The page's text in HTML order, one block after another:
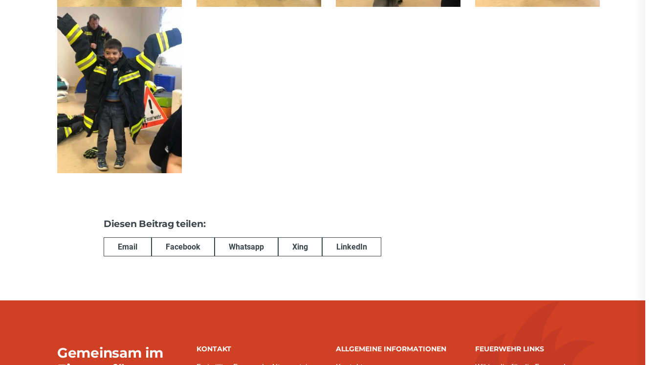
Diesen Beitrag teilen:
Email Facebook Whatsapp Xing LinkedIn
Gemeinsam im
KONTAKT ALLGEMEINE INFORMATIONEN FEUERWEHR LINKS